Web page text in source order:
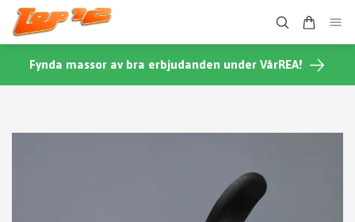
Fynda massor av bra erbjudanden under VårREA!